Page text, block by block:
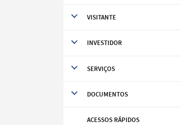
Termo de Pesquisa
VISITANTE
INVESTIDOR
SERVIÇOS
DOCUMENTOS
ACESSOS RÁPIDOS